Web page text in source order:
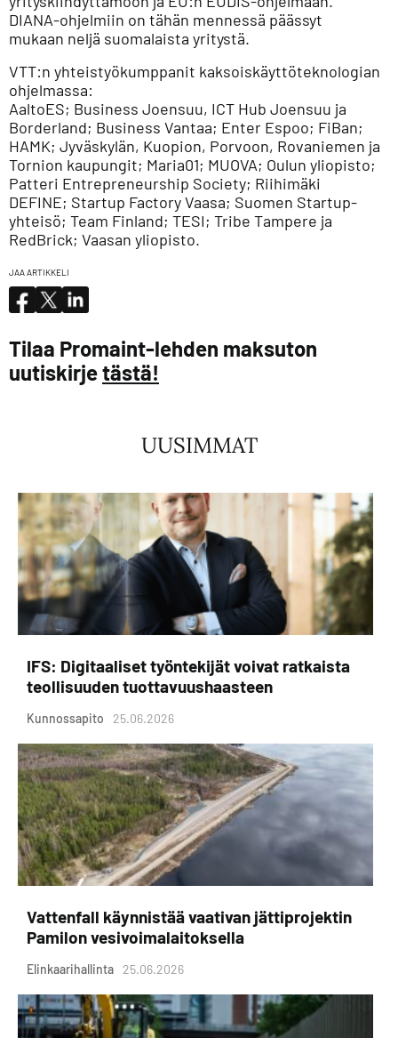
DIANA-ohjelmiin on tähän mennessä päässyt
mukaan neljä suomalaista yritystä.
VTT:n yhteistyökumppanit kaksoiskäyttöteknologian
ohjelmassa:
AaltoES; Business Joensuu, ICT Hub Joensuu ja
Borderland; Business Vantaa; Enter Espoo; FiBan;
HAMK; Jyväskylän, Kuopion, Porvoon, Rovaniemen ja
Tornion kaupungit; Maria01; MUOVA; Oulun yliopisto;
Patteri Entrepreneurship Society; Riihimäki
DEFINE; Startup Factory Vaasa; Suomen Startup-
yhteisö; Team Finland; TESI; Tribe Tampere ja
RedBrick; Vaasan yliopisto.
JAA ARTIKKELI
Tilaa Promaint-lehden maksuton
uutiskirjetästä!
UUSIMMAT
IFS: Digitaaliset työntekijät voivat ratkaista
teollisuuden tuottavuushaasteen
Kunnossapito 25.06.2026
Vattenfall käynnistää vaativan jättiprojektin
Pamilon vesivoimalaitoksella
Elinkaarihallinta 25.06.2026